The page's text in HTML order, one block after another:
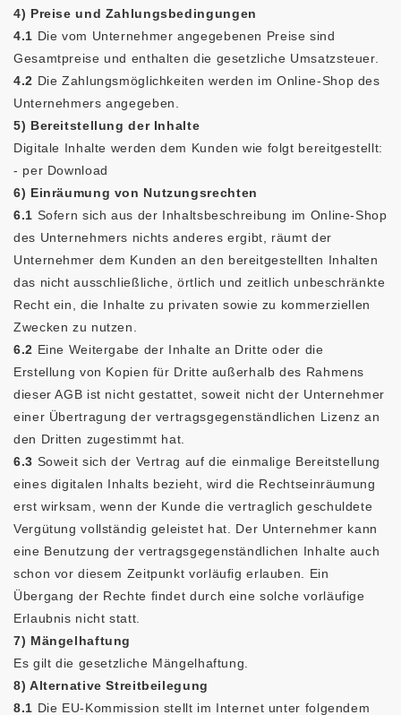
4) Preise und Zahlungsbedingungen
4.1 Die vom Unternehmer angegebenen Preise sind
Gesamtpreise und enthalten die gesetzliche Umsatzsteuer.
4.2 Die Zahlungsmöglichkeiten werden im Online-Shop des
Unternehmers angegeben.
5) Bereitstellung der Inhalte
Digitale Inhalte werden dem Kunden wie folgt bereitgestellt:
- per Download
6) Einräumung von Nutzungsrechten
6.1 Sofern sich aus der Inhaltsbeschreibung im Online-Shop
des Unternehmers nichts anderes ergibt, räumt der
Unternehmer dem Kunden an den bereitgestellten Inhalten
das nicht ausschließliche, örtlich und zeitlich unbeschränkte
Recht ein, die Inhalte zu privaten sowie zu kommerziellen
Zwecken zu nutzen.
6.2 Eine Weitergabe der Inhalte an Dritte oder die
Erstellung von Kopien für Dritte außerhalb des Rahmens
dieser AGB ist nicht gestattet, soweit nicht der Unternehmer
einer Übertragung der vertragsgegenständlichen Lizenz an
den Dritten zugestimmt hat.
6.3 Soweit sich der Vertrag auf die einmalige Bereitstellung
eines digitalen Inhalts bezieht, wird die Rechtseinräumung
erst wirksam, wenn der Kunde die vertraglich geschuldete
Vergütung vollständig geleistet hat. Der Unternehmer kann
eine Benutzung der vertragsgegenständlichen Inhalte auch
schon vor diesem Zeitpunkt vorläufig erlauben. Ein
Übergang der Rechte findet durch eine solche vorläufige
Erlaubnis nicht statt.
7) Mängelhaftung
Es gilt die gesetzliche Mängelhaftung.
8) Alternative Streitbeilegung
8.1 Die EU-Kommission stellt im Internet unter folgendem